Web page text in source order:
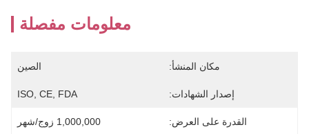
معلومات مفصلة
مكان المنشأ: الصين
إصدار الشهادات: ISO, CE, FDA
القدرة على العرض: 1,000,000 زوج/شهر